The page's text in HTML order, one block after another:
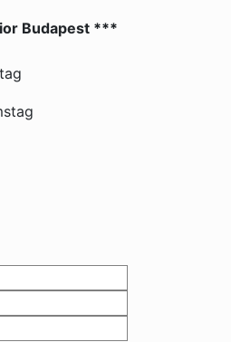
Budapest ***